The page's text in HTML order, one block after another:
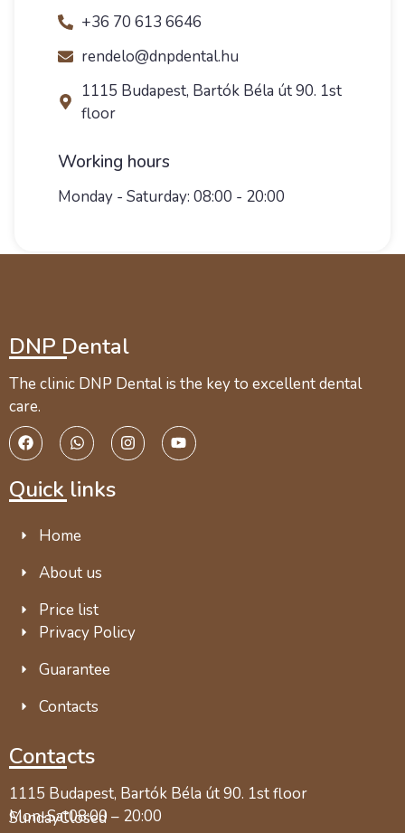
+36 70 613 6646
rendelo@dnpdental.hu
1115 Budapest, Bartók Béla út 90. 1st
floor
Working hours
Monday - Saturday: 08:00 - 20:00
DNP Dental
The clinic DNP Dental is the key to excellent dental
care.
Quick links
Home
About us
Price list
Privacy Policy
Guarantee
Contacts
Contacts
1115 Budapest, Bartók Béla út 90. 1st floor
Mon-Sat08:00 – 20:00
SundayClosed